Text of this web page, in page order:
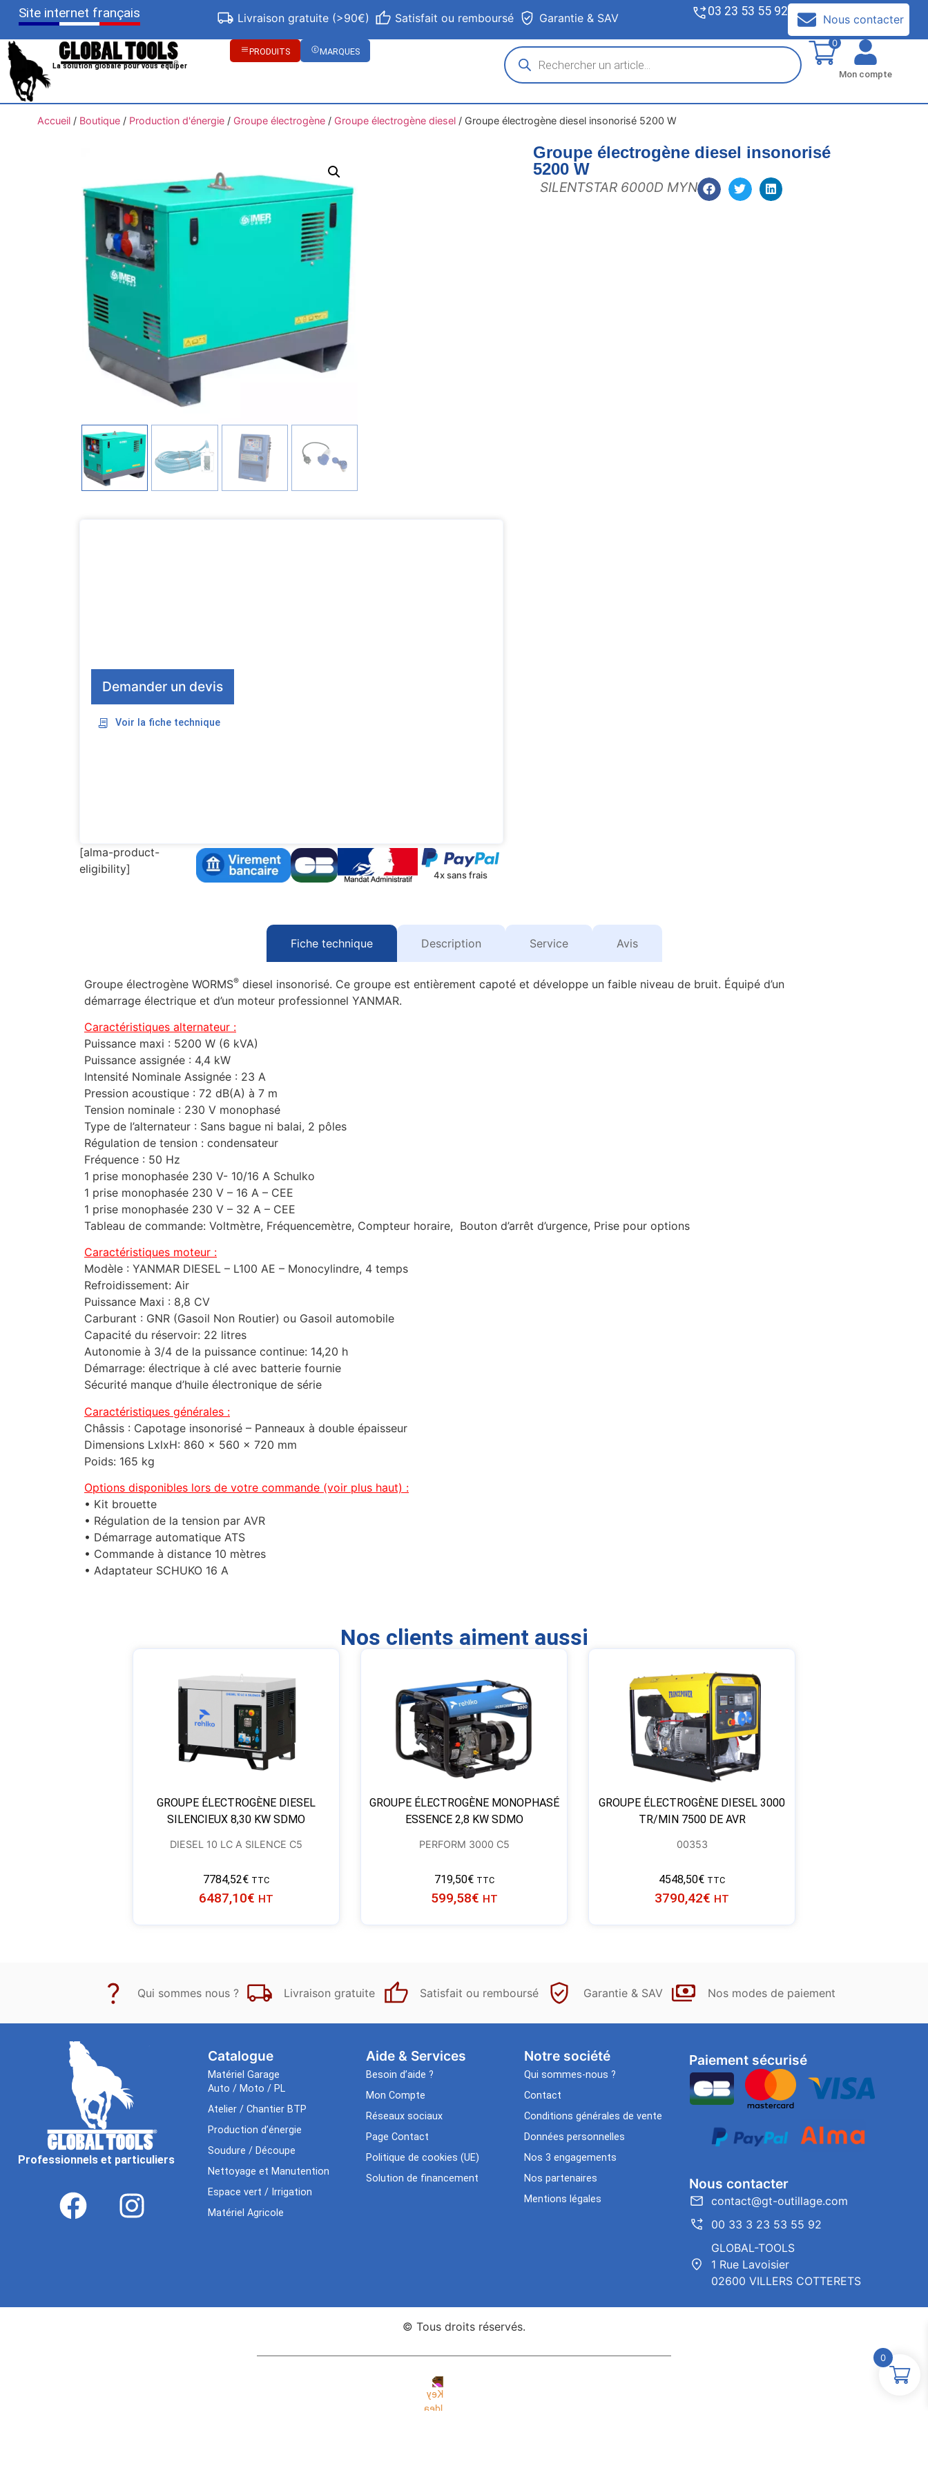
Site internet français Livraison gratuite (>90€) Satisfait ou remboursé Garantie & SAV 03 23 53 55 92
Nous contacter
La solution globale pour vous équiper
PRODUITS MARQUES
0
Mon compte
Accueil/ Boutique/ Production d'énergie/ Groupe électrogène/ Groupe électrogène diesel/ Groupe électrogène diesel insonorisé 5200 W
Groupe électrogène diesel insonorisé
5200 W
SILENTSTAR 6000D MYN
Demander un devis
Voir la fiche technique
[alma-product-
eligibility]
4x sans frais
Fiche technique Description Service Avis
Groupe électrogène WORMS® diesel insonorisé. Ce groupe est entièrement capoté et développe un faible niveau de bruit. Équipé d’un
démarrage électrique et d’un moteur professionnel YANMAR.
Caractéristiques alternateur :
Puissance maxi : 5200 W (6 kVA)
Puissance assignée : 4,4 kW
Intensité Nominale Assignée : 23 A
Pression acoustique : 72 dB(A) à 7 m
Tension nominale : 230 V monophasé
Type de l’alternateur : Sans bague ni balai, 2 pôles
Régulation de tension : condensateur
Fréquence : 50 Hz
1 prise monophasée 230 V- 10/16 A Schulko
1 prise monophasée 230 V – 16 A – CEE
1 prise monophasée 230 V – 32 A – CEE
Tableau de commande: Voltmètre, Fréquencemètre, Compteur horaire, Bouton d’arrêt d’urgence, Prise pour options
Caractéristiques moteur :
Modèle : YANMAR DIESEL – L100 AE – Monocylindre, 4 temps
Refroidissement: Air
Puissance Maxi : 8,8 CV
Carburant : GNR (Gasoil Non Routier) ou Gasoil automobile
Capacité du réservoir: 22 litres
Autonomie à 3/4 de la puissance continue: 14,20 h
Démarrage: électrique à clé avec batterie fournie
Sécurité manque d’huile électronique de série
Caractéristiques générales :
Châssis : Capotage insonorisé – Panneaux à double épaisseur
Dimensions LxlxH: 860 x 560 x 720 mm
Poids: 165 kg
Options disponibles lors de votre commande (voir plus haut) :
• Kit brouette
• Régulation de la tension par AVR
• Démarrage automatique ATS
• Commande à distance 10 mètres
• Adaptateur SCHUKO 16 A
Nos clients aiment aussi
GROUPE ÉLECTROGÈNE DIESEL
SILENCIEUX 8,30 KW SDMO
DIESEL 10 LC A SILENCE C5
7784,52€ TTC
6487,10€ HT
GROUPE ÉLECTROGÈNE MONOPHASÉ
ESSENCE 2,8 KW SDMO
PERFORM 3000 C5
719,50€ TTC
599,58€ HT
GROUPE ÉLECTROGÈNE DIESEL 3000
TR/MIN 7500 DE AVR
00353
4548,50€ TTC
3790,42€ HT
Qui sommes nous ? Livraison gratuite Satisfait ou remboursé Garantie & SAV Nos modes de paiement
Professionnels et particuliers
Catalogue
Matériel Garage
Auto / Moto / PL
Atelier / Chantier BTP
Production d’énergie
Soudure / Découpe
Nettoyage et Manutention
Espace vert / Irrigation
Matériel Agricole
Aide & Services​
Besoin d’aide ?
Mon Compte
Réseaux sociaux
Page Contact
Politique de cookies (UE)
Solution de financement
Notre société
Qui sommes-nous ?
Contact
Conditions générales de vente
Données personnelles
Nos 3 engagements
Nos partenaires
Mentions légales
Paiement sécurisé
Nous contacter
contact@gt-outillage.com
00 33 3 23 53 55 92
GLOBAL-TOOLS
1 Rue Lavoisier
02600 VILLERS COTTERETS
© Tous droits réservés.
0